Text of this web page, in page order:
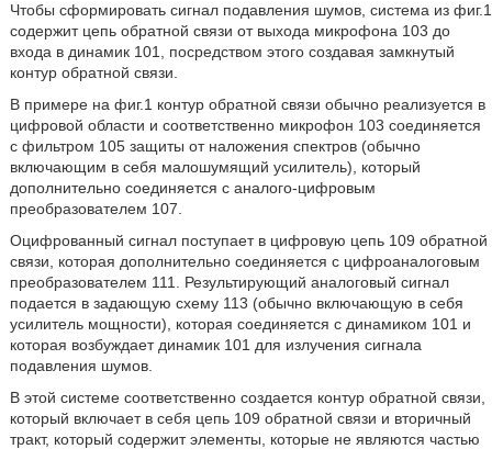
Чтобы сформировать сигнал подавления шумов, система из фиг.1
содержит цепь обратной связи от выхода микрофона 103 до
входа в динамик 101, посредством этого создавая замкнутый
контур обратной связи.
В примере на фиг.1 контур обратной связи обычно реализуется в
цифровой области и соответственно микрофон 103 соединяется
с фильтром 105 защиты от наложения спектров (обычно
включающим в себя малошумящий усилитель), который
дополнительно соединяется с аналого-цифровым
преобразователем 107.
Оцифрованный сигнал поступает в цифровую цепь 109 обратной
связи, которая дополнительно соединяется с цифроаналоговым
преобразователем 111. Результирующий аналоговый сигнал
подается в задающую схему 113 (обычно включающую в себя
усилитель мощности), которая соединяется с динамиком 101 и
которая возбуждает динамик 101 для излучения сигнала
подавления шумов.
В этой системе соответственно создается контур обратной связи,
который включает в себя цепь 109 обратной связи и вторичный
тракт, который содержит элементы, которые не являются частью